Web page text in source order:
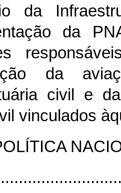
da
da
da
civil e
vinculados